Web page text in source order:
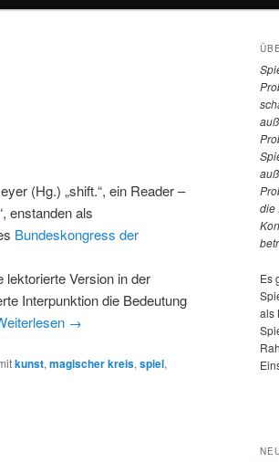
(Hg.) „shift.“, ein Reader –
enstanden als
Bundeskongress der
lektorierte Version in der
Interpunktion die Bedeutung
→
kunst, magischer kreis, spiel,
die
Es
als